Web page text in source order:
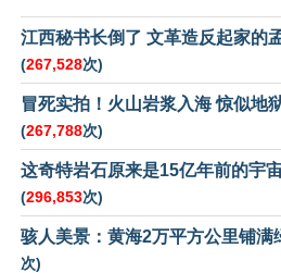
江西秘书长倒了 文革造反起家的
(267,528次)
冒死实拍！火山岩浆入海 惊似地
(267,788次)
这奇特岩石原来是15亿年前的宇
(296,853次)
骇人美景：黄海2万平方公里铺满
次)